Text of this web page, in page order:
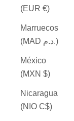
(EUR €)
Marruecos
(MAD د.م.)
México
(MXN $)
Nicaragua
(NIO C$)